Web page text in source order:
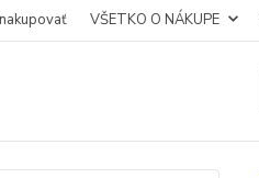
VŠETKO O NÁKUPE